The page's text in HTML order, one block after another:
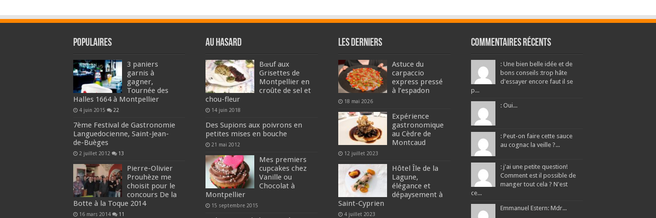
Populaires
3 paniers
garnis à
gagner,
Tournée des
Halles 1664 à Montpellier
4 juin 2015 22
7ème Festival de Gastronomie
Languedocienne, Saint-Jean-
de-Buèges
2 juillet 2012 13
Pierre-Olivier
Prouhèze me
choisit pour le
concours De la
Botte à la Toque 2014
16 mars 2014 11
Au hasard
Bœuf aux
Grisettes de
Montpellier en
croûte de sel et
chou-fleur
14 juin 2018
Des Supions aux poivrons en
petites mises en bouche
21 mai 2012
Mes premiers
cupcakes chez
Vanille ou
Chocolat à
Montpellier
15 septembre 2015
Les derniers
Astuce du
carpaccio
express pressé
à l’espadon
18 mai 2026
Expérience
gastronomique
au Cèdre de
Montcaud
12 juillet 2023
Hôtel Île de la
Lagune,
élégance et
dépaysement à
Saint-Cyprien
4 juillet 2023
Commentaires récents
: Une bien belle idée et de
bons conseils :trop hâte
d'essayer encore faut il se
p...
: Oui...
: Peut-on faire cette sauce
au cognac la veille ?...
: j'ai une petite question!
Comment est il possible de
manger tout cela ? N'est
ce...
Emmanuel Estern: Mdr...